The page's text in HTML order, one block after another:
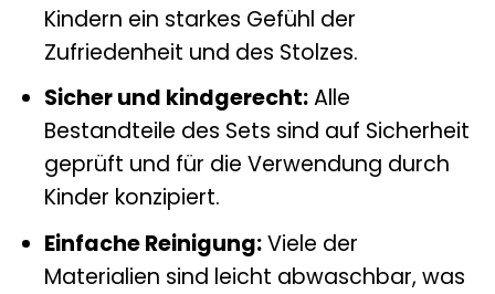
Kindern ein starkes Gefühl der
Zufriedenheit und des Stolzes.
Sicher und kindgerecht:Alle
Bestandteile des Sets sind auf Sicherheit
geprüft und für die Verwendung durch
Kinder konzipiert.
Einfache Reinigung:Viele der
Materialien sind leicht abwaschbar, was